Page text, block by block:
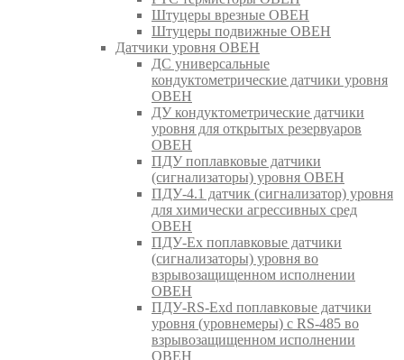
Штуцеры врезные ОВЕН
Штуцеры подвижные ОВЕН
Датчики уровня ОВЕН
ДС универсальные
кондуктометрические датчики уровня
ОВЕН
ДУ кондуктометрические датчики
уровня для открытых резервуаров
ОВЕН
ПДУ поплавковые датчики
(сигнализаторы) уровня ОВЕН
ПДУ-4.1 датчик (сигнализатор) уровня
для химически агрессивных сред
ОВЕН
ПДУ-Ex поплавковые датчики
(сигнализаторы) уровня во
взрывозащищенном исполнении
ОВЕН
ПДУ-RS-Exd поплавковые датчики
уровня (уровнемеры) с RS-485 во
взрывозащищенном исполнении
ОВЕН